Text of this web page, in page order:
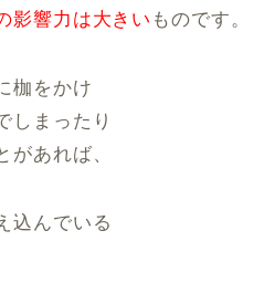
影響力は大きい ものです。
枷をかけ
しまったり
があれば、
込んでいる